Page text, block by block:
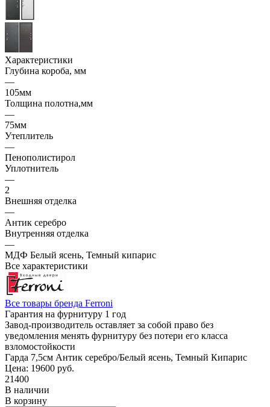
Характеристики
Глубина короба, мм
—
105мм
Толщина полотна,мм
—
75мм
Утеплитель
—
Пенополистирол
Уплотнитель
—
2
Внешняя отделка
—
Антик серебро
Внутренняя отделка
—
МДФ Белый ясень, Темный кипарис
Все характеристики
Все товары бренда Ferroni
Гарантия на фурнитуру 1 год
Завод-производитель оставляет за собой право без
уведомления менять фурнитуру без потери его класса
взломостойкости
Гарда 7,5см Антик серебро/Белый ясень, Темный Кипарис
Цена: 19600 руб.
21400
В наличии
В корзину